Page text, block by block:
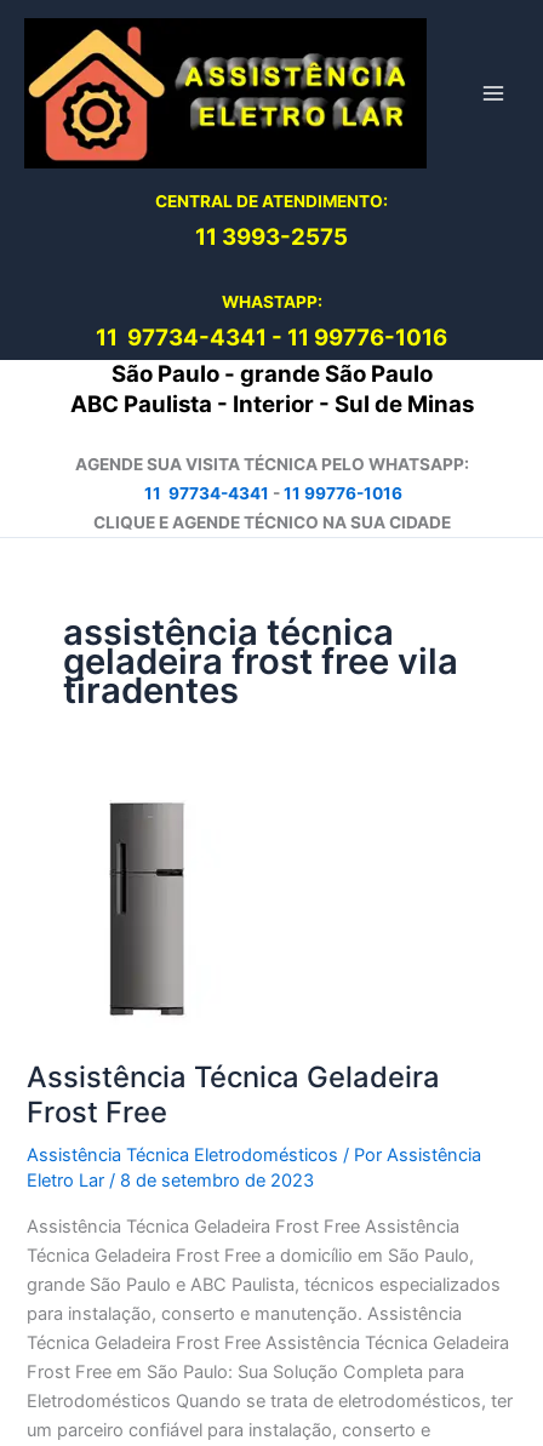
conteúdo
CENTRAL DE ATENDIMENTO:
11 3993-2575
WHASTAPP:
11 97734-4341 - 11 99776-1016
São Paulo - grande São Paulo
ABC Paulista - Interior - Sul de Minas
AGENDE SUA VISITA TÉCNICA PELO WHATSAPP:
11 97734-4341 -11 99776-1016
CLIQUE E AGENDE TÉCNICO NA SUA CIDADE
assistência técnica
geladeira frost free vila
tiradentes
Assistência Técnica Geladeira
Frost Free
Assistência Técnica Eletrodomésticos / PorAssistência
Eletro Lar/ 8 de setembro de 2023
Assistência Técnica Geladeira Frost Free Assistência
Técnica Geladeira Frost Free a domicílio em São Paulo,
grande São Paulo e ABC Paulista, técnicos especializados
para instalação, conserto e manutenção. Assistência
Técnica Geladeira Frost Free Assistência Técnica Geladeira
Frost Free em São Paulo: Sua Solução Completa para
Eletrodomésticos Quando se trata de eletrodomésticos, ter
um parceiro confiável para instalação, conserto e